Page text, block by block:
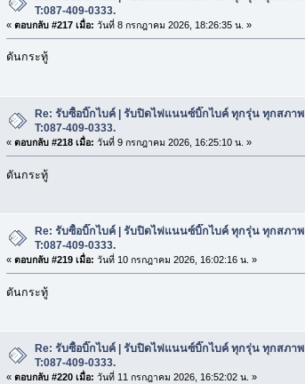
T:087-409-0333.
« ตอบกลับ #217 เมื่อ: วันที่ 8 กรกฎาคม 2026, 18:26:35 น. »
ดันกระทู้
Re: รับซื้อบิ๊กไบค์ | รับปิดไฟแนนซ์บิ๊กไบค์ ทุกรุ่น ทุกสภาพ
T:087-409-0333.
« ตอบกลับ #218 เมื่อ: วันที่ 9 กรกฎาคม 2026, 16:25:10 น. »
ดันกระทู้
Re: รับซื้อบิ๊กไบค์ | รับปิดไฟแนนซ์บิ๊กไบค์ ทุกรุ่น ทุกสภาพ
T:087-409-0333.
« ตอบกลับ #219 เมื่อ: วันที่ 10 กรกฎาคม 2026, 16:02:16 น. »
ดันกระทู้
Re: รับซื้อบิ๊กไบค์ | รับปิดไฟแนนซ์บิ๊กไบค์ ทุกรุ่น ทุกสภาพ
T:087-409-0333.
« ตอบกลับ #220 เมื่อ: วันที่ 11 กรกฎาคม 2026, 16:52:02 น. »